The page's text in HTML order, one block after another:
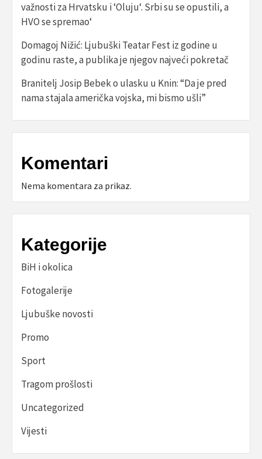
važnosti za Hrvatsku i ‘Oluju‘. Srbi su se opustili, a
HVO se spremao‘
Domagoj Nižić: Ljubuški Teatar Fest iz godine u
godinu raste, a publika je njegov najveći pokretač
Branitelj Josip Bebek o ulasku u Knin: “Da je pred
nama stajala američka vojska, mi bismo ušli”
Komentari
Nema komentara za prikaz.
Kategorije
BiH i okolica
Fotogalerije
Ljubuške novosti
Promo
Sport
Tragom prošlosti
Uncategorized
Vijesti